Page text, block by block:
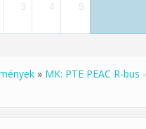
3 4 5
hely
» MK: PTE PEAC R-bus -